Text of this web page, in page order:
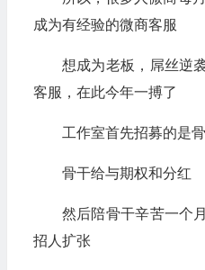
成为有经验的微商客服
想成为老板，屌丝逆
客服，在此今年一搏了
工作室首先招募的是
骨干给与期权和分红
然后陪骨干辛苦一个
招人扩张